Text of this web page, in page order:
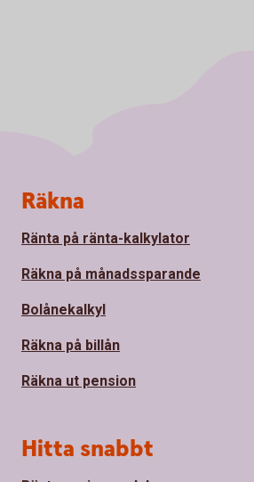
Sidfot
Räkna
Ränta på ränta-kalkylator
Räkna på månadssparande
Bolånekalkyl
Räkna på billån
Räkna ut pension
Hitta snabbt